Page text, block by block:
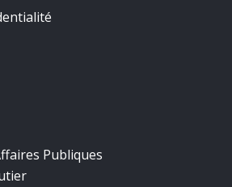
Publiques